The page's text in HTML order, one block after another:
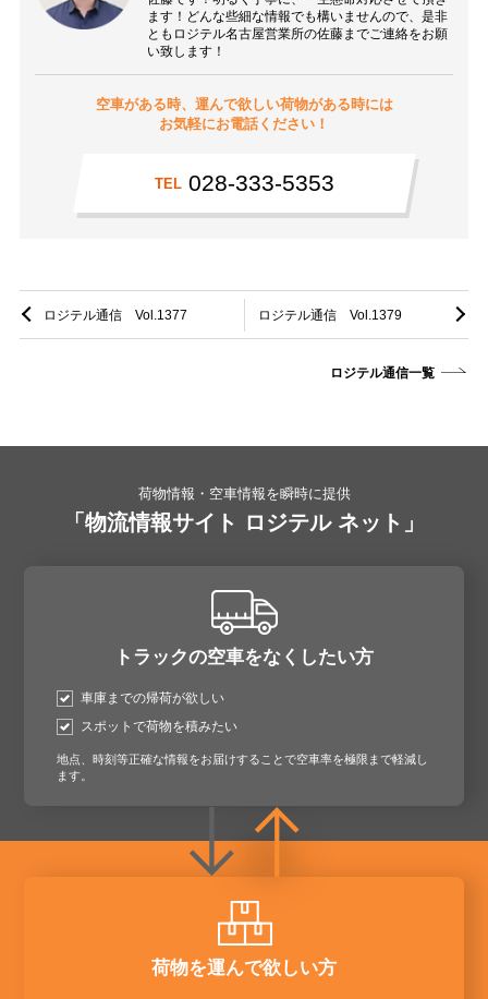
ます！どんな些細な情報でも構いませんので、是非
ともロジテル名古屋営業所の佐藤までご連絡をお願
い致します！
空車がある時、運んで欲しい荷物がある時には
お気軽にお電話ください！
TEL 028-333-5353
ロジテル通信 Vol.1377 ロジテル通信 Vol.1379
ロジテル通信一覧
荷物情報・空車情報を瞬時に提供
「物流情報サイト ロジテル ネット」
トラックの空車をなくしたい方
車庫までの帰荷が欲しい
スポットで荷物を積みたい
地点、時刻等正確な情報をお届けすることで空車率を極限まで軽減し
ます。
荷物を運んで欲しい方